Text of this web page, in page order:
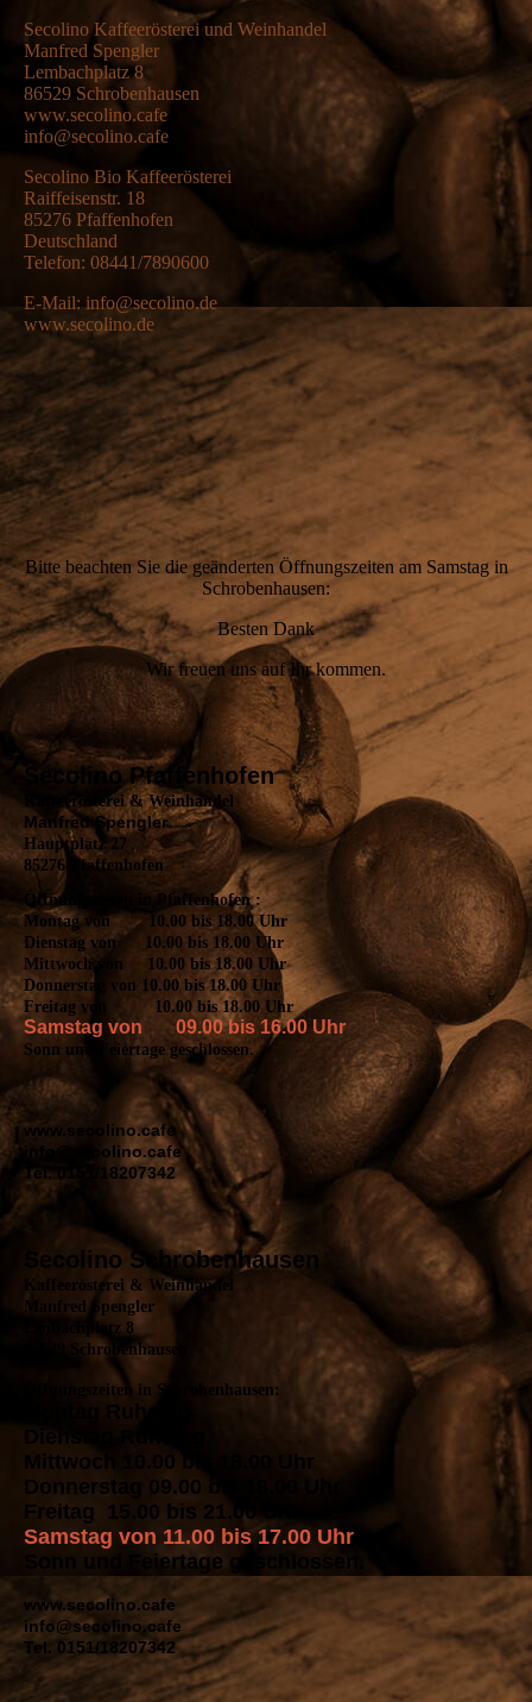
Secolino Kaffeerösterei und Weinhandel
Manfred Spengler
Lembachplatz 8
86529 Schrobenhausen
www.secolino.cafe
info@secolino.cafe
Secolino Bio Kaffeerösterei
Raiffeisenstr. 18
85276 Pfaffenhofen
Deutschland
Telefon: 08441/7890600
E-Mail: info@secolino.de
www.secolino.de
Bitte beachten Sie die geänderten Öffnungszeiten am Samstag in
Schrobenhausen:
Besten Dank
Wir freuen uns auf Ihr kommen.
Secolino Pfaffenhofen
Kaffeerösterei & Weinhandel
Manfred Spengler
Hauptplatz 27
85276 Pfaffenhofen
Öffnungszeiten in Pfaffenhofen :
Montag von 10.00 bis 18.00 Uhr
Dienstag von 10.00 bis 18.00 Uhr
Mittwoch von 10.00 bis 18.00 Uhr
Donnerstag von 10.00 bis 18.00 Uhr
Freitag von 10.00 bis 18.00 Uhr
Samstag von 09.00 bis 16.00 Uhr
Sonn und Feiertage geschlossen.
www.secolino.cafe
info@secolino.cafe
Tel. 0151/18207342
Secolino Schrobenhausen
Kaffeerösterei & Weinhandel
Manfred Spengler
Lenbachplatz 8
86529 Schrobenhausen
Öffnungszeiten in Schrobenhausen:
Montag Ruhetag
Dienstag Ruhetag
Mittwoch 10.00 bis 18.00 Uhr
Donnerstag 09.00 bis 18.00 Uhr
Freitag 15.00 bis 21.00 Uhr
Samstag von 11.00 bis 17.00 Uhr
Sonn und Feiertage geschlossen.
www.secolino.cafe
info@secolino.cafe
Tel. 0151/18207342